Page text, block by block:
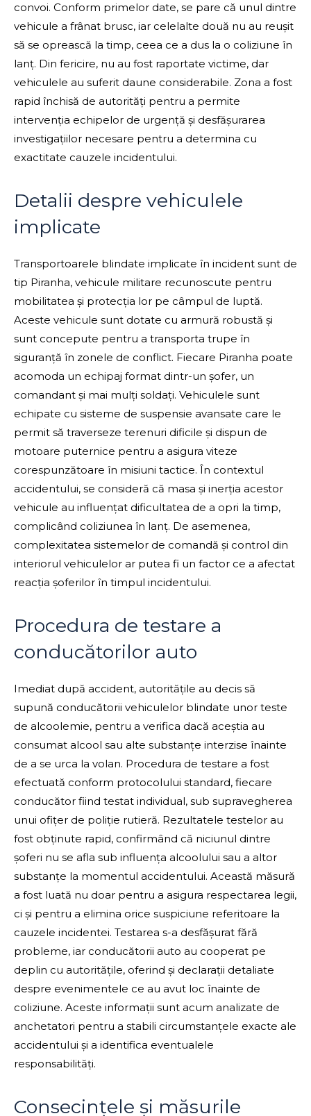
convoi. Conform primelor date, se pare că unul dintre
vehicule a frânat brusc, iar celelalte două nu au reușit
să se oprească la timp, ceea ce a dus la o coliziune în
lanț. Din fericire, nu au fost raportate victime, dar
vehiculele au suferit daune considerabile. Zona a fost
rapid închisă de autorități pentru a permite
intervenția echipelor de urgență și desfășurarea
investigațiilor necesare pentru a determina cu
exactitate cauzele incidentului.
Detalii despre vehiculele
implicate
Transportoarele blindate implicate în incident sunt de
tip Piranha, vehicule militare recunoscute pentru
mobilitatea și protecția lor pe câmpul de luptă.
Aceste vehicule sunt dotate cu armură robustă și
sunt concepute pentru a transporta trupe în
siguranță în zonele de conflict. Fiecare Piranha poate
acomoda un echipaj format dintr-un șofer, un
comandant și mai mulți soldați. Vehiculele sunt
echipate cu sisteme de suspensie avansate care le
permit să traverseze terenuri dificile și dispun de
motoare puternice pentru a asigura viteze
corespunzătoare în misiuni tactice. În contextul
accidentului, se consideră că masa și inerția acestor
vehicule au influențat dificultatea de a opri la timp,
complicând coliziunea în lanț. De asemenea,
complexitatea sistemelor de comandă și control din
interiorul vehiculelor ar putea fi un factor ce a afectat
reacția șoferilor în timpul incidentului.
Procedura de testare a
conducătorilor auto
Imediat după accident, autoritățile au decis să
supună conducătorii vehiculelor blindate unor teste
de alcoolemie, pentru a verifica dacă aceștia au
consumat alcool sau alte substanțe interzise înainte
de a se urca la volan. Procedura de testare a fost
efectuată conform protocolului standard, fiecare
conducător fiind testat individual, sub supravegherea
unui ofițer de poliție rutieră. Rezultatele testelor au
fost obținute rapid, confirmând că niciunul dintre
șoferi nu se afla sub influența alcoolului sau a altor
substanțe la momentul accidentului. Această măsură
a fost luată nu doar pentru a asigura respectarea legii,
ci și pentru a elimina orice suspiciune referitoare la
cauzele incidentei. Testarea s-a desfășurat fără
probleme, iar conducătorii auto au cooperat pe
deplin cu autoritățile, oferind și declarații detaliate
despre evenimentele ce au avut loc înainte de
coliziune. Aceste informații sunt acum analizate de
anchetatori pentru a stabili circumstanțele exacte ale
accidentului și a identifica eventualele
responsabilități.
Consecințele și măsurile